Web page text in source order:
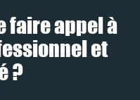
faire appel à
et
?